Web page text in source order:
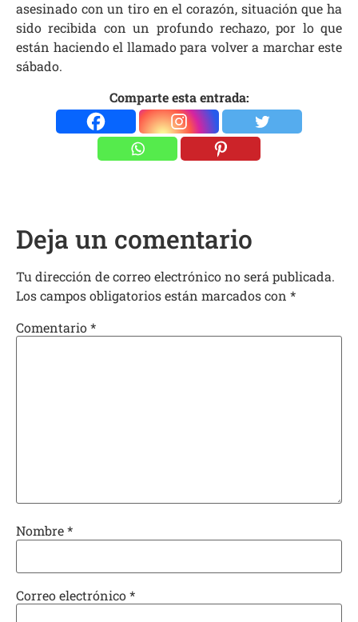
asesinado con un tiro en el corazón, situación que ha
sido recibida con un profundo rechazo, por lo que
están haciendo el llamado para volver a marchar este
sábado.
Comparte esta entrada:
Deja un comentario
Tu dirección de correo electrónico no será publicada.
Los campos obligatorios están marcados con *
Comentario*
Nombre*
Correo electrónico*